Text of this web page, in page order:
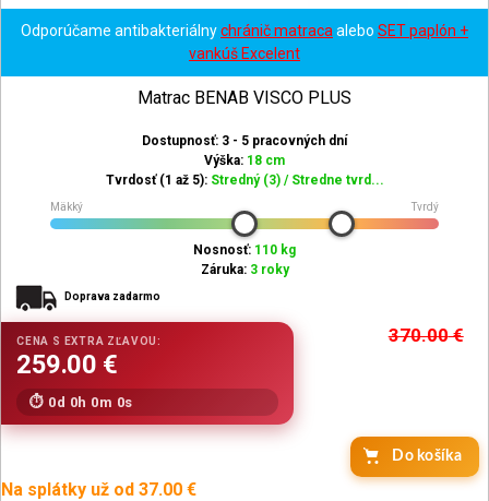
Odporúčame antibakteriálnychránič matraca alebo SET paplón +
vankúš Excelent
Matrac BENAB VISCO PLUS
Dostupnosť: 3 - 5 pracovných dní
Výška: 18 cm
Tvrdosť (1 až 5): Stredný (3) / Stredne tvrd...
Mäkký Tvrdý
Nosnosť: 110 kg
Záruka: 3 roky
Doprava zadarmo
370.00€
0d 0h 0m 0s
Do košíka
Na splátky už od 37.00 €